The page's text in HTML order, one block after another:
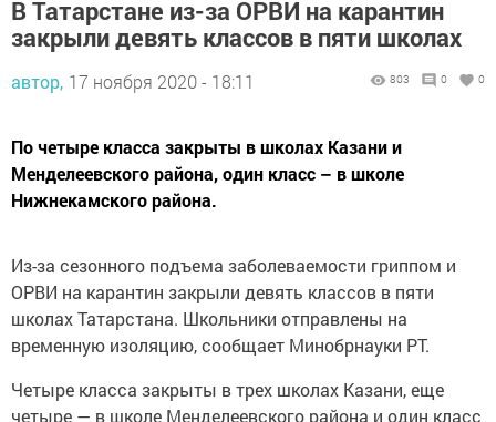
закрыли девять классов в пяти школах
автор, 17 ноября 2020 - 18:11
По четыре класса закрыты в школах Казани и
Менделеевского района, один класс – в школе
Нижнекамского района.
Из-за сезонного подъема заболеваемости гриппом и
ОРВИ на карантин закрыли девять классов в пяти
школах Татарстана. Школьники отправлены на
временную изоляцию, сообщает Минобрнауки РТ.
Четыре класса закрыты в трех школах Казани, еще
четыре — в школе Менделеевского района и один класс